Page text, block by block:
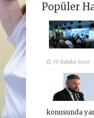
Popüler
30 dakika önce
konusunda